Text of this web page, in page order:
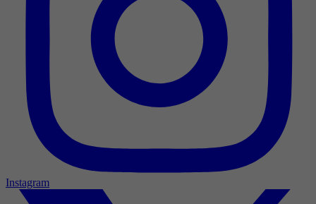
Instagram